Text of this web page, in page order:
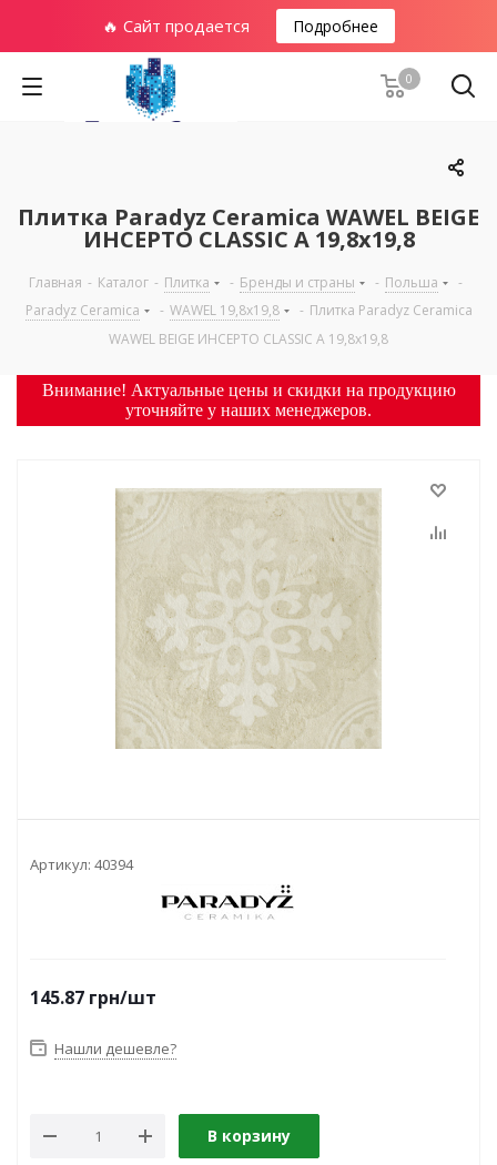
🔥 Сайт продается Подробнее
0
Плитка Paradyz Ceramica WAWEL BEIGE
ИНСЕРТО CLASSIC A 19,8х19,8
Главная - Каталог - Плитка - Бренды и страны - Польша
-
Paradyz Ceramica
- WAWEL 19,8х19,8 - Плитка Paradyz Ceramica
WAWEL BEIGE ИНСЕРТО CLASSIC A 19,8х19,8
Внимание! Актуальные цены и скидки на продукцию
уточняйте у наших менеджеров.
Артикул: 40394
145.87 грн/шт
Нашли дешевле?
В корзину